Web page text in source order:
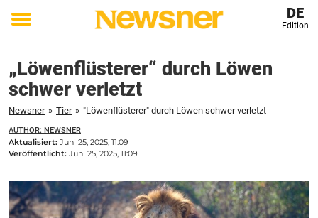
Toggle
DE
Edition
„Löwenflüsterer“ durch Löwen
schwer verletzt
Newsner » Tier » "Löwenflüsterer" durch Löwen schwer verletzt
AUTHOR: NEWSNER
Aktualisiert: Juni 25, 2025, 11:09
Veröffentlicht: Juni 25, 2025, 11:09